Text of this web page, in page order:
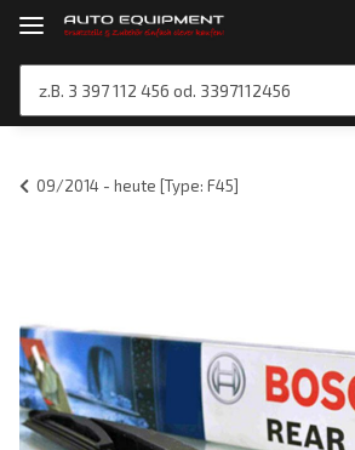
09/2014 - heute [Type: F45]